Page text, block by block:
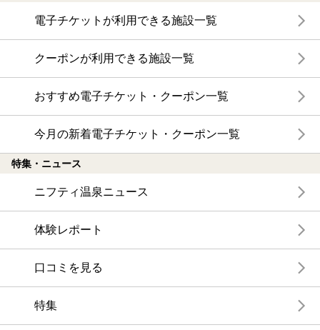
電子チケットが利用できる施設一覧
クーポンが利用できる施設一覧
おすすめ電子チケット・クーポン一覧
今月の新着電子チケット・クーポン一覧
特集・ニュース
ニフティ温泉ニュース
体験レポート
口コミを見る
特集